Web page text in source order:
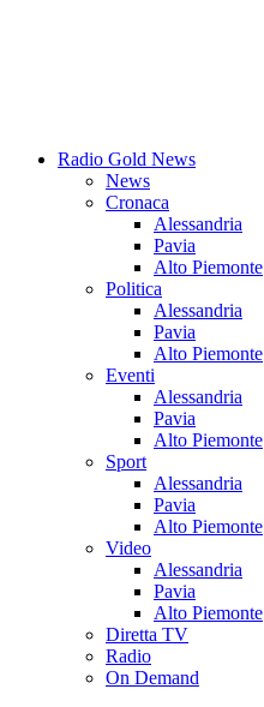
Radio Gold News
News
Cronaca
Alessandria
Pavia
Alto Piemonte
Politica
Alessandria
Pavia
Alto Piemonte
Eventi
Alessandria
Pavia
Alto Piemonte
Sport
Alessandria
Pavia
Alto Piemonte
Video
Alessandria
Pavia
Alto Piemonte
Diretta TV
Radio
On Demand